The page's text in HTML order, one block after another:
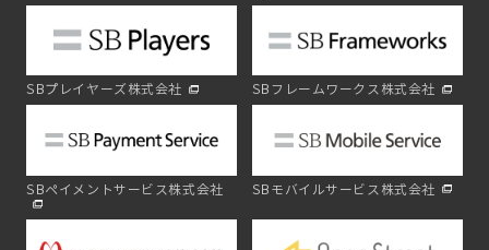
SBプレイヤーズ株式会社 SBフレームワークス株式会社
SBペイメントサービス株式会社 SBモバイルサービス株式会社